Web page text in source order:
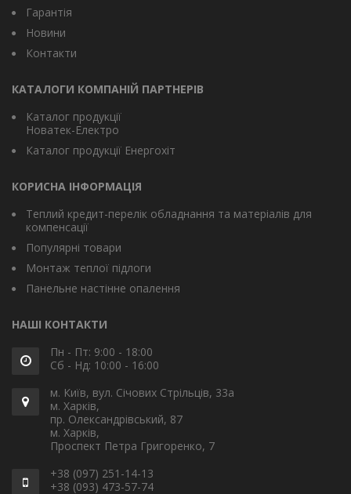
Гарантія
Новини
Контакти
КАТАЛОГИ КОМПАНІЙ ПАРТНЕРІВ
Каталог продукції
Новатек-Електро
Каталог продукції Енергохіт
КОРИСНА ІНФОРМАЦІЯ
Теплий кредит-перелік обладнання та матеріалів для
компенсації
Популярні товари
Монтаж теплої підлоги
Панельне настінне опалення
НАШІ КОНТАКТИ
Пн - Пт: 9:00 - 18:00
Сб - Нд: 10:00 - 16:00
м. Київ, вул. Січових Стрільців, 33а
м. Харків,
пр. Олександрівський, 87
м. Харків,
Проспект Петра Григоренко, 7
+38 (097) 251-14-13
+38 (093) 473-57-74